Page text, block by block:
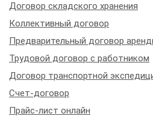
Договор складского хранения
Коллективный договор
Предварительный договор
Трудовой договор с работником
Договор транспортной
Счет-договор
Прайс-лист онлайн